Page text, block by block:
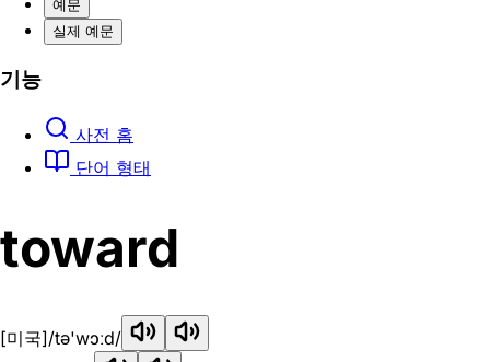
예문
실제 예문
기능
사전 홈
단어 형태
toward
[미국]/tə'wɔːd/